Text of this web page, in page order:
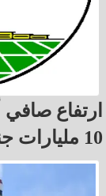
ارتفاع صافي
10 مليارات جنيه في 6 أشهر